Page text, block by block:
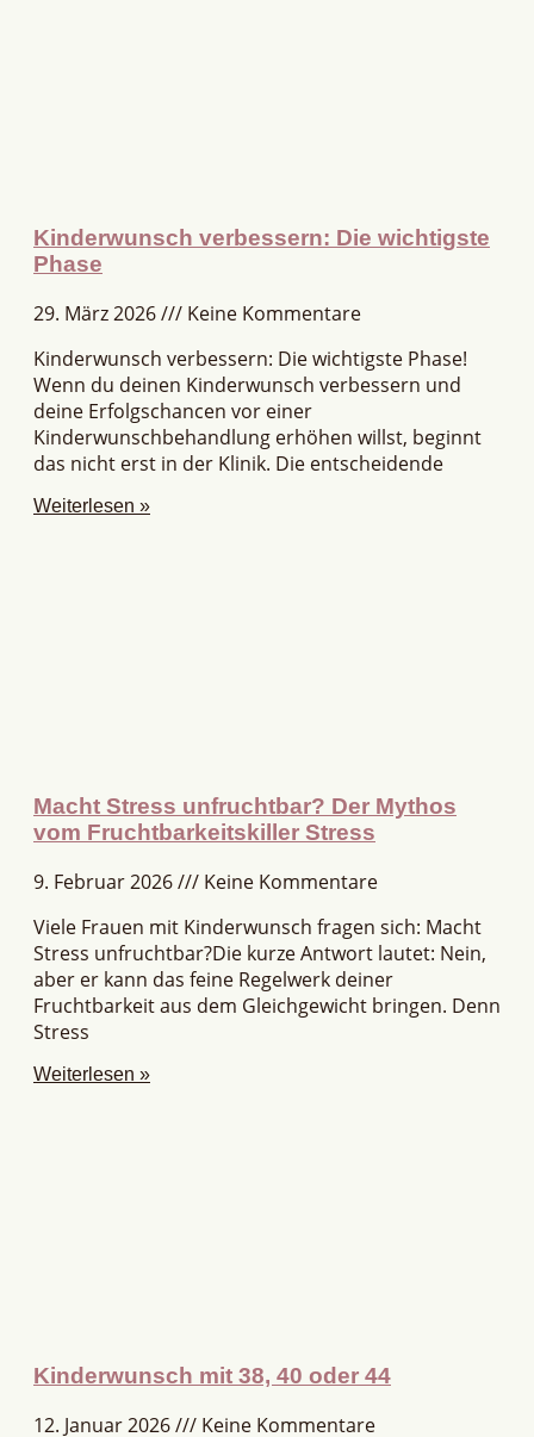
Kinderwunsch verbessern: Die wichtigste
Phase
29. März 2026
Keine Kommentare
Kinderwunsch verbessern: Die wichtigste Phase!
Wenn du deinen Kinderwunsch verbessern und
deine Erfolgschancen vor einer
Kinderwunschbehandlung erhöhen willst, beginnt
das nicht erst in der Klinik. Die entscheidende
Weiterlesen »
Macht Stress unfruchtbar? Der Mythos
vom Fruchtbarkeitskiller Stress
9. Februar 2026
Keine Kommentare
Viele Frauen mit Kinderwunsch fragen sich: Macht
Stress unfruchtbar?Die kurze Antwort lautet: Nein,
aber er kann das feine Regelwerk deiner
Fruchtbarkeit aus dem Gleichgewicht bringen. Denn
Stress
Weiterlesen »
Kinderwunsch mit 38, 40 oder 44
12. Januar 2026 Keine Kommentare